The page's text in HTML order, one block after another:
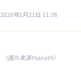
2026年1月21日 11:36
（圖片來源thairath）